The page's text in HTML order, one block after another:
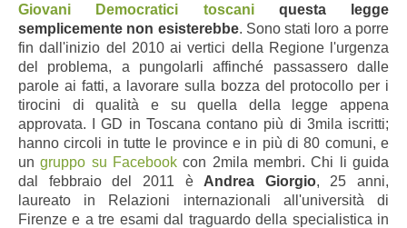
Giovani Democratici toscaniquesta legge
semplicemente non esisterebbe. Sono stati loro a porre
fin dall'inizio del 2010 ai vertici della Regione l'urgenza
del problema, a pungolarli affinché passassero dalle
parole ai fatti, a lavorare sulla bozza del protocollo per i
tirocini di qualità e su quella della legge appena
approvata. I GD in Toscana contano più di 3mila iscritti;
hanno circoli in tutte le province e in più di 80 comuni, e
ungruppo su Facebook con 2mila membri. Chi li guida
dal febbraio del 2011 è Andrea Giorgio, 25 anni,
laureato in Relazioni internazionali all'università di
Firenze e a tre esami dal traguardo della specialistica in